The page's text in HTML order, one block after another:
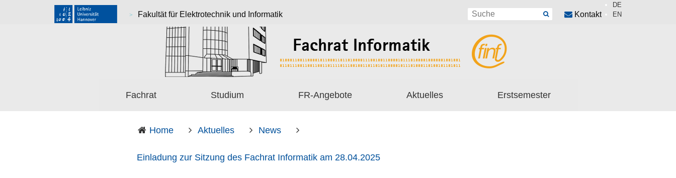
Fakultät für Elektrotechnik und Informatik Kontakt
DE
EN
Fachrat Studium FR-Angebote Aktuelles Erstsemester
Home Aktuelles News
Einladung zur Sitzung des Fachrat Informatik am 28.04.2025